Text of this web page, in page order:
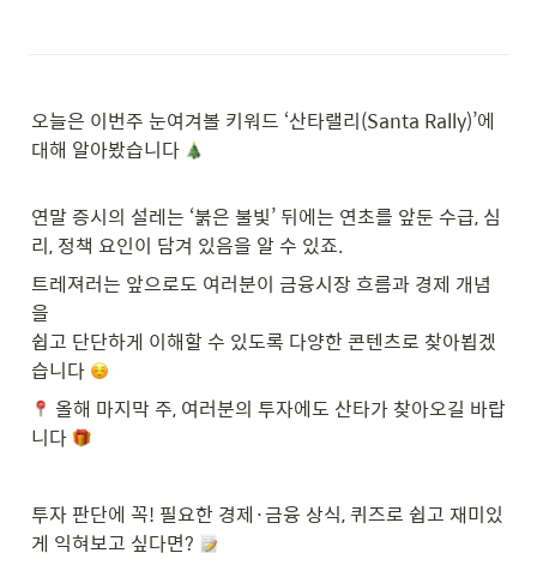
오늘은 이번주 눈여겨볼 키워드 ‘산타랠리(Santa Rally)’에
대해 알아봤습니다
연말 증시의 설레는 ‘붉은 불빛’ 뒤에는 연초를 앞둔 수급, 심
리, 정책 요인이 담겨 있음을 알 수 있죠.
트레져러는 앞으로도 여러분이 금융시장 흐름과 경제 개념
을
쉽고 단단하게 이해할 수 있도록 다양한 콘텐츠로 찾아뵙겠
습니다
올해 마지막 주, 여러분의 투자에도 산타가 찾아오길 바랍
니다
투자 판단에 꼭! 필요한 경제·금융 상식, 퀴즈로 쉽고 재미있
게 익혀보고 싶다면?